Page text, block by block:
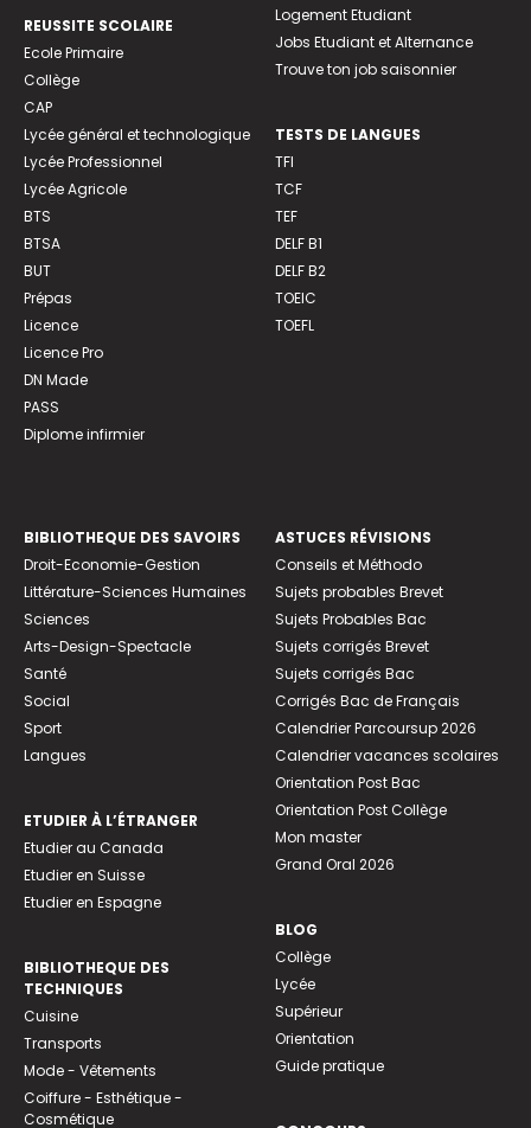
REUSSITE SCOLAIRE
Ecole Primaire
Collège
CAP
Lycée général et technologique
Lycée Professionnel
Lycée Agricole
BTS
BTSA
BUT
Prépas
Licence
Licence Pro
DN Made
PASS
Diplome infirmier
Logement Etudiant
Jobs Etudiant et Alternance
Trouve ton job saisonnier
TESTS DE LANGUES
TFI
TCF
TEF
DELF B1
DELF B2
TOEIC
TOEFL
BIBLIOTHEQUE DES SAVOIRS
Droit-Economie-Gestion
Littérature-Sciences Humaines
Sciences
Arts-Design-Spectacle
Santé
Social
Sport
Langues
ETUDIER À L’ÉTRANGER
Etudier au Canada
Etudier en Suisse
Etudier en Espagne
BIBLIOTHEQUE DES
TECHNIQUES
Cuisine
Transports
Mode - Vêtements
Coiffure - Esthétique -
Cosmétique
ASTUCES RÉVISIONS
Conseils et Méthodo
Sujets probables Brevet
Sujets Probables Bac
Sujets corrigés Brevet
Sujets corrigés Bac
Corrigés Bac de Français
Calendrier Parcoursup 2026
Calendrier vacances scolaires
Orientation Post Bac
Orientation Post Collège
Mon master
Grand Oral 2026
BLOG
Collège
Lycée
Supérieur
Orientation
Guide pratique